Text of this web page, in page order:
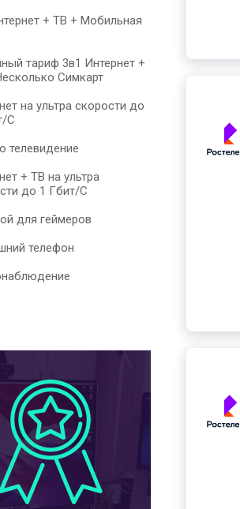
+ ТВ + Мобильная
тариф 3в1 Интернет +
Симкарт
на ультра скорости до
С
телевидение
+ ТВ на ультра
до 1 Гбит/С
для геймеров
телефон